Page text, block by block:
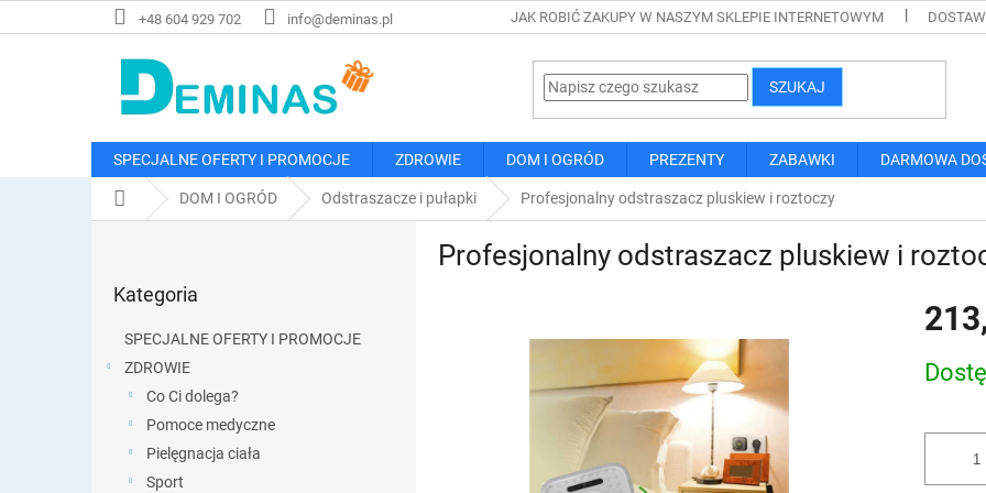
do
+48 604 929 702 info@deminas.pl JAK ROBIĆ ZAKUPY W NASZYM SKLEPIE INTERNETOWYM
SZUKAJ
SPECJALNE OFERTY I PROMOCJE ZDROWIE DOM I OGRÓD PREZENTY ZABAWKI DARMOWA
Home DOM I OGRÓD Odstraszacze i pułapki Profesjonalny odstraszacz pluskiew i roztoczy
kategorie
Kategoria
SPECJALNE OFERTY I PROMOCJE
ZDROWIE
Co Ci dolega?
Pomoce medyczne
Pielęgnacja ciała
Sport
Profesjonalny odstraszacz pluskiew i